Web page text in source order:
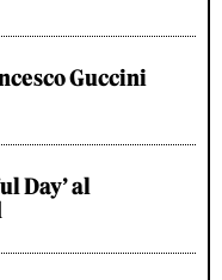
Guccini
Day’ al